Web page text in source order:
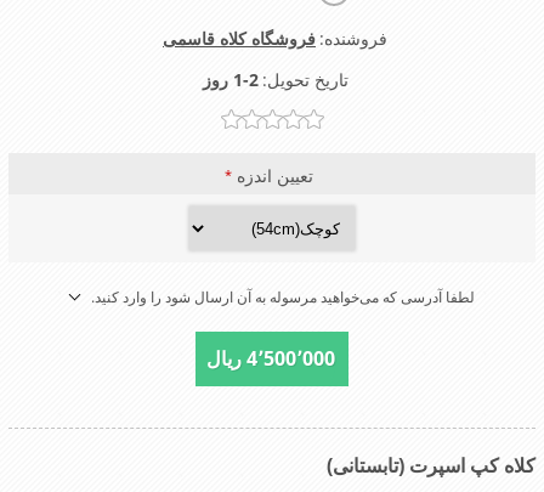
فروشنده: فروشگاه کلاه قاسمی
تاریخ تحویل: 1-2 روز
تعیین اندزه*
لطفا آدرسی که می‌خواهید مرسوله به آن ارسال شود را وارد کنید.
4٬500٬000 ریال
کلاه کپ اسپرت (تابستانی)